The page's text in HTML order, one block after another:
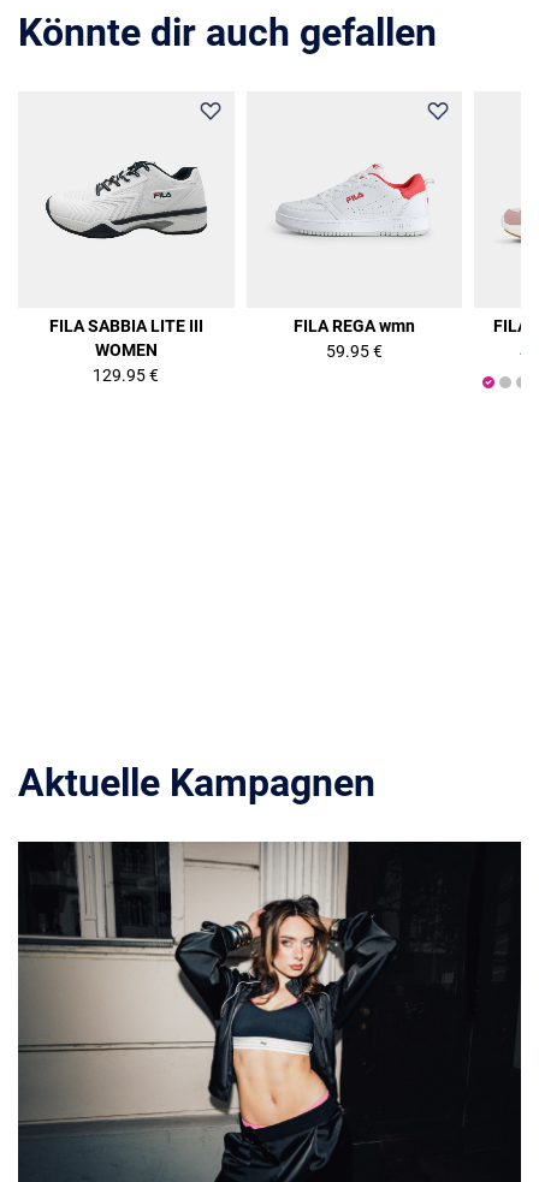
Könnte dir auch gefallen
FILA SABBIA LITE III
WOMEN
129.95 €
FILA REGA wmn
59.95 €
FILA
Aktuelle Kampagnen